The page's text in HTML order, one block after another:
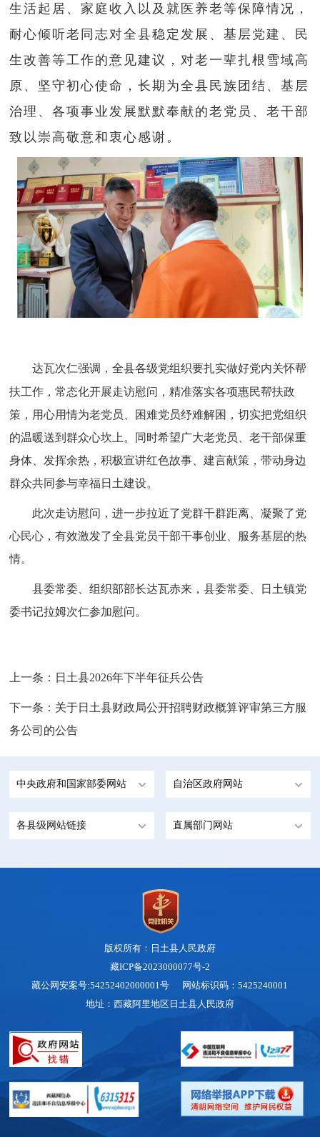
生活起居、家庭收入以及就医养老等保障情况，
耐心倾听老同志对全县稳定发展、基层党建、民
生改善等工作的意见建议， 对老一辈扎根雪域高
原、坚守初心使命，长期为全县民族团结、基层
治理、各项事业发展默默奉献的老党员、老干部
致以崇高敬意和衷心感谢。
达瓦次仁强调，全县各级党组织要扎实做好党内关怀帮
扶工作，常态化开展走访慰问，精准落实各项惠民帮扶政
策，用心用情为老党员、困难党员纾难解困，切实把党组织
的温暖送到群众心坎上。同时希望广大老党员、老干部保重
身体、发挥余热，积极宣讲红色故事、建言献策，带动身边
群众共同参与幸福日土建设。
此次走访慰问，进一步拉近了党群干群距离、凝聚了党
心民心，有效激发了全县党员干部干事创业、服务基层的热
情。
县委常委、组织部部长达瓦赤来，县委常委、日土镇党
委书记拉姆次仁参加慰问。
上一条： 日土县2026年下半年征兵公告
下一条： 关于日土县财政局公开招聘财政概算评审第三方服
务公司的公告
中央政府和国家部委网站 自治区政府网站
各县级网站链接 直属部门网站
版权所有：日土县人民政府
藏ICP备2023000077号-2
藏公网安案号:54252402000001号 网站标识码：5425240001
地址：西藏阿里地区日土县人民政府